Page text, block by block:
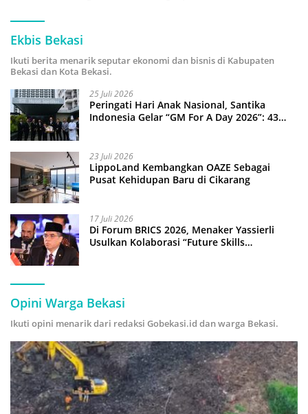
Ekbis Bekasi
Ikuti berita menarik seputar ekonomi dan bisnis di Kabupaten
Bekasi dan Kota Bekasi.
25 Juli 2026
Peringati Hari Anak Nasional, Santika
Indonesia Gelar “GM For A Day 2026”: 43
23 Juli 2026
LippoLand Kembangkan OAZE Sebagai
Pusat Kehidupan Baru di Cikarang
17 Juli 2026
Di Forum BRICS 2026, Menaker Yassierli
Usulkan Kolaborasi “Future Skills
Opini Warga Bekasi
Ikuti opini menarik dari redaksi Gobekasi.id dan warga Bekasi.